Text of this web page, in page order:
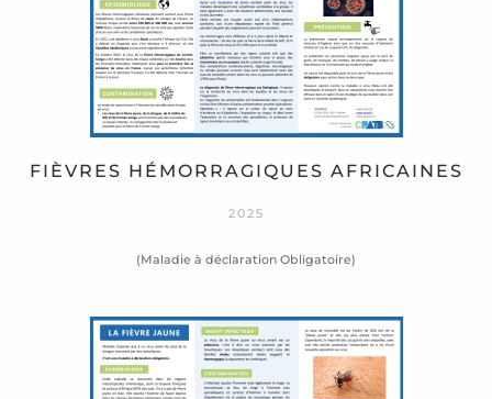
FIÈVRES HÉMORRAGIQUES AFRICAINES
2025
(Maladie à déclaration Obligatoire)